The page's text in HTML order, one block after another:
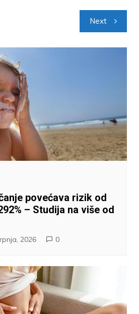
Next
povećava rizik od
– Studija na više od
2026 0